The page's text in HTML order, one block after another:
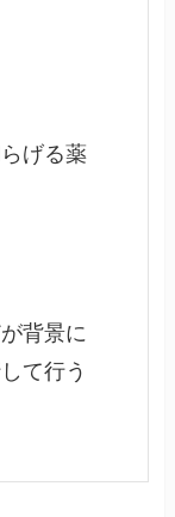
げる薬
背景に
て行う